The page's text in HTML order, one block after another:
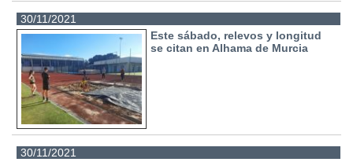
30/11/2021
Este sábado, relevos y longitud
se citan en Alhama de Murcia
30/11/2021